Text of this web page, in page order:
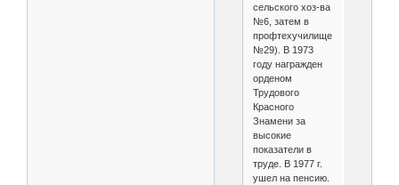
сельского хоз-ва
№6, затем в
профтехучилище
№29). В 1973
году награжден
орденом
Трудового
Красного
Знамени за
высокие
показатели в
труде. В 1977 г.
ушел на пенсию.